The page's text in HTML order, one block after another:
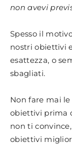
non avevi
Spesso il
nostri obiettivi
esattezza, o
sbagliati.
Non fare mai
obiettivi prima
non ti
obiettivi